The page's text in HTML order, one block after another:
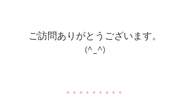
ご訪問ありがとうございます。
(^_^)
+ + + + + + + + +